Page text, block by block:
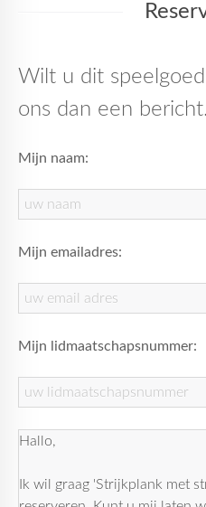
Wilt u dit
ons dan een bericht.
Mijn naam:
Mijn emailadres:
Mijn lidmaatschapsnummer: